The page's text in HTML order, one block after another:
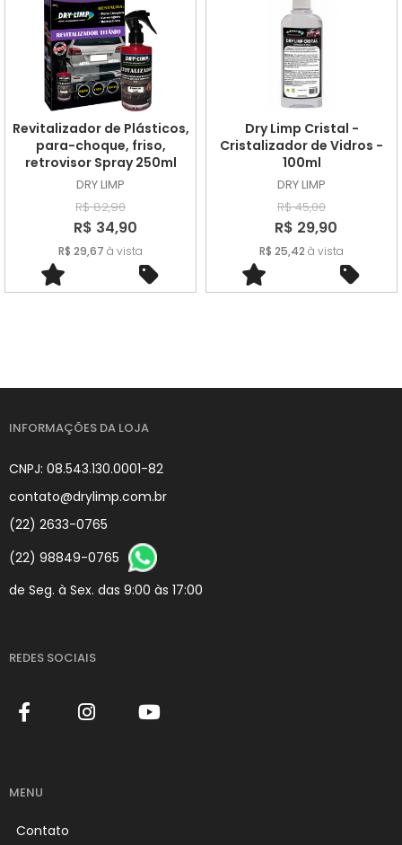
Revitalizador de Plásticos,
para-choque, friso,
retrovisor Spray 250ml
DRY LIMP
R$ 82,90
R$ 34,90
R$ 29,67 à vista
Dry Limp Cristal -
Cristalizador de Vidros -
100ml
DRY LIMP
R$ 45,00
R$ 29,90
R$ 25,42 à vista
INFORMAÇÕES DA LOJA
CNPJ: 08.543.130.0001-82
contato@drylimp.com.br
(22) 2633-0765
(22) 98849-0765
de Seg. à Sex. das 9:00 às 17:00
REDES SOCIAIS
MENU
Contato